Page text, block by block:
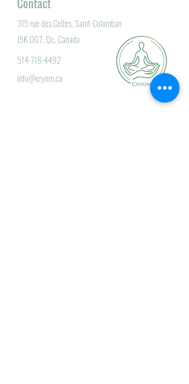
315 rue des Celtes, Saint-Colomban
J5K 0G7, Qc, Canada
514-718-4492
info@eryom.ca